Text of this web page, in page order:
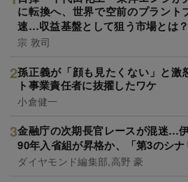
に転換へ、世界で空前のプラント
速…収益基盤として狙う市場とは？
宗 敦司
孫正義が「顔も見たくない」と激
ト事業責任者に抜擢したワケ
小倉健一
金融庁の次期長官レースが混迷…
90年入省組が昇格か、「第3のシ
ダイヤモンド編集部,高野 豪